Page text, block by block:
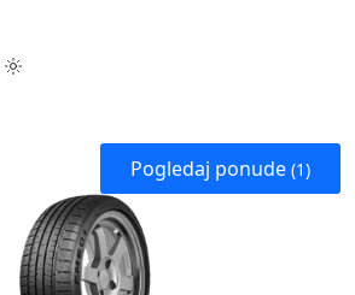
Pogledaj ponude (1)